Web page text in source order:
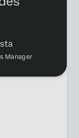
Manager